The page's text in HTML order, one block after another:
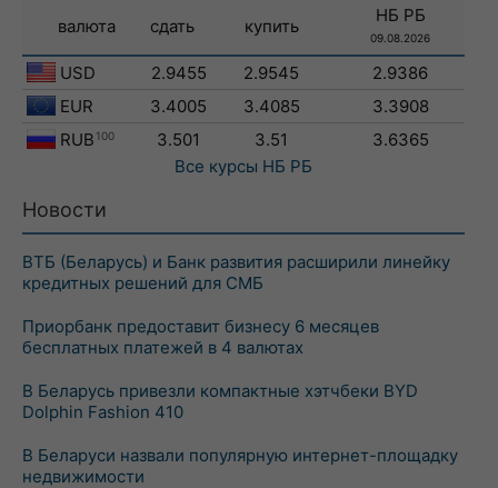
валюта сдать купить
НБ РБ
09.08.2026
USD 2.9455 2.9545
2.9386
EUR
3.4005 3.4085
3.3908
RUB 100 3.501 3.51
3.6365
Все курсы НБ РБ
Новости
ВТБ (Беларусь) и Банк развития расширили линейку
кредитных решений для СМБ
Приорбанк предоставит бизнесу 6 месяцев
бесплатных платежей в 4 валютах
В Беларусь привезли компактные хэтчбеки BYD
Dolphin Fashion 410
В Беларуси назвали популярную интернет-площадку
недвижимости